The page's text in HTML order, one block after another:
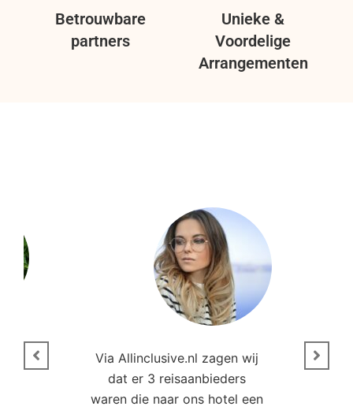
Betrouwbare
partners
Unieke &
Voordelige
Arrangementen
Via Allinclusive.nl zagen wij
dat er 3 reisaanbieders
waren die naar ons hotel een